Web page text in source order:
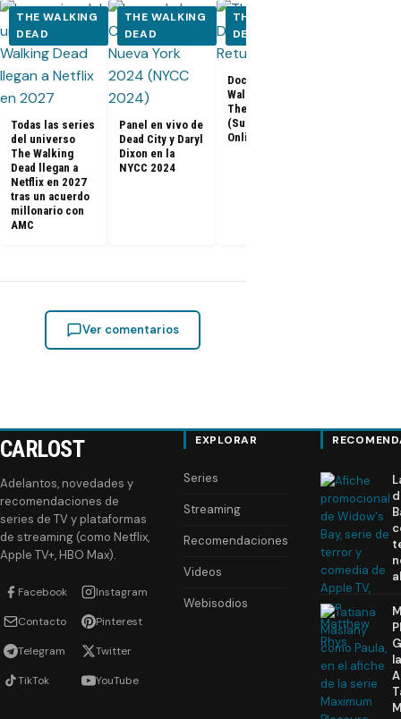
THE WALKING
DEAD
Todas las series
del universo
The Walking
Dead llegan a
Netflix en 2027
tras un acuerdo
millonario con
AMC
THE WALKING
DEAD
Panel en vivo de
Dead City y Daryl
Dixon en la
NYCC 2024
THE WALKING
DEAD
Documental The
Walking Dead:
The Return
(Subtitulado
Online)
Ver comentarios
CARLOST
Adelantos, novedades y
recomendaciones de
series de TV y plataformas
de streaming (como Netflix,
Apple TV+, HBO Max).
Facebook Instagram
Contacto Pinterest
Telegram Twitter
TikTok YouTube
EXPLORAR
Series
Streaming
Recomendaciones
Videos
Webisodios